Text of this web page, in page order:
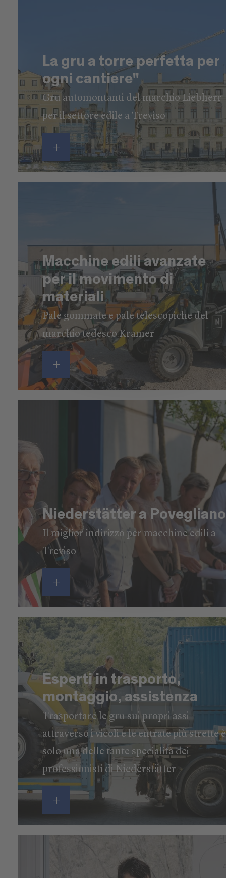
La gru a torre perfetta per
ogni cantiere"
Gru automontanti del marchio Liebherr
per il settore edile a Treviso
Macchine edili avanzate
per il movimento di
materiali
Pale gommate e pale telescopiche del
marchio tedesco Kramer
Niederstätter a Povegliano
Il miglior indirizzo per macchine edili a
Treviso
Esperti in trasporto,
montaggio, assistenza
Trasportare le gru sui propri assi
attraverso i vicoli e le entrate più strette è
solo una delle tante specialità dei
professionisti di Niederstätter